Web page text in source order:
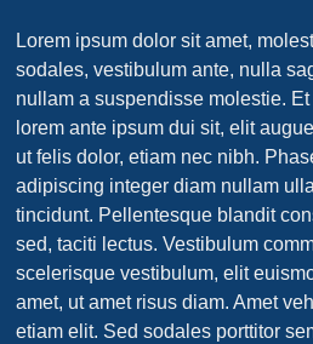
Lorem ipsum dolor sit amet,
sodales, vestibulum ante, nulla
nullam a suspendisse molestie.
lorem ante ipsum dui sit, elit
ut felis dolor, etiam nec nibh.
adipiscing integer diam nullam
tincidunt. Pellentesque blandit
sed, taciti lectus. Vestibulum
scelerisque vestibulum, elit
amet, ut amet risus diam. Amet
etiam elit. Sed sodales porttitor